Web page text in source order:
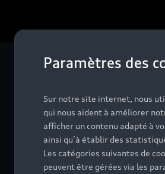
Nos
Paramètres des
Sur notre site internet, nous
qui nous aident à améliorer
afficher un contenu adapté à
ainsi qu’à établir des
Les catégories suivantes de
peuvent être gérées via les